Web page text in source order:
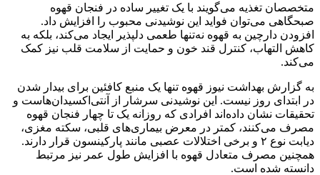
متخصصان تغذیه می‌گویند با یک تغییر ساده در فنجان قهوه
صبحگاهی می‌توان فواید این نوشیدنی محبوب را افزایش داد.
افزودن دارچین به قهوه نه‌تنها طعمی دلپذیر ایجاد می‌کند، بلکه به
کاهش التهاب، کنترل قند خون و حمایت از سلامت قلب نیز کمک
می‌کند.
به گزارش بهداشت نیوز قهوه تنها یک منبع کافئین برای بیدار شدن
در ابتدای روز نیست. این نوشیدنی سرشار از آنتی‌اکسیدان‌هاست و
تحقیقات نشان داده‌اند افرادی که روزانه یک تا چهار فنجان قهوه
مصرف می‌کنند، کمتر در معرض بیماری‌های قلبی، سکته مغزی،
دیابت نوع ۲ و برخی اختلالات عصبی مانند پارکینسون قرار دارند.
همچنین مصرف متعادل قهوه با افزایش طول عمر نیز مرتبط
دانسته شده است.